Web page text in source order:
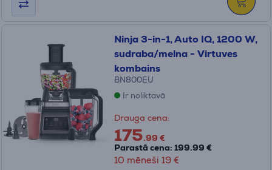
Ninja 3-in-1, Auto IQ, 1200 W,
sudraba/melna - Virtuves
kombains
BN800EU
Ir noliktavā
Drauga cena:
175.99 €
Parastā cena: 199.99 €
10 mēneši 19 €